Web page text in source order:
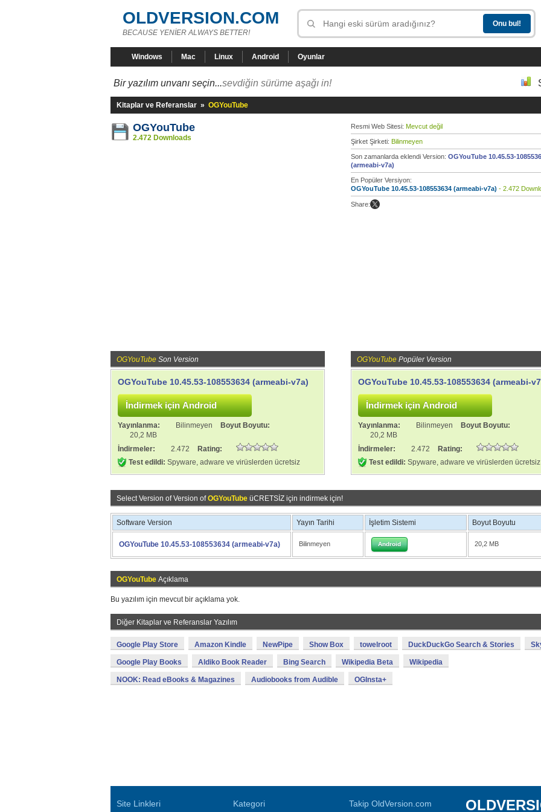
OLDVERSION.COM
BECAUSE YENİER ALWAYS BETTER!
Windows Mac Linux Android Oyunlar
Bir yazılım unvanı seçin...sevdiğin sürüme aşağı in!
Kitaplar ve Referanslar » OGYouTube
OGYouTube
2.472 Downloads
Resmi Web Sitesi: Mevcut değil
Şirket Şirketi: Bilinmeyen
Son zamanlarda eklendi Version: OGYouTube 10.45.53-
(armeabi-v7a)
En Popüler Versiyon:
OGYouTube 10.45.53-108553634 (armeabi-v7a) - 2.472
Share:
OGYouTube Son Version
OGYouTube 10.45.53-108553634 (armeabi-v7a)
Yayınlanma: Bilinmeyen
Boyut Boyutu:
20,2 MB
İndirmeler:
2.472
Rating:
Test edildi: Spyware, adware ve virüslerden ücretsiz
OGYouTube Popüler Version
OGYouTube 10.45.53-108553634 (armeabi-
Yayınlanma: Bilinmeyen
Boyut Boyutu:
20,2 MB
İndirmeler:
2.472
Rating:
Test edildi: Spyware, adware ve virüslerden ücretsiz
Select Version of Version ofOGYouTube üCRETSİZ için indirmek için!
Software Version Yayın Tarihi İşletim Sistemi Boyut Boyutu
OGYouTube 10.45.53-108553634 (armeabi-v7a) Bilinmeyen Android 20,2 MB
OGYouTube Açıklama
Bu yazılım için mevcut bir açıklama yok.
Diğer Kitaplar ve Referanslar Yazılım
Google Play Store Amazon Kindle NewPipe Show Box towelroot DuckDuckGo Search & Stories
Google Play Books Aldiko Book Reader Bing Search Wikipedia Beta Wikipedia
NOOK: Read eBooks & Magazines Audiobooks from Audible OGInsta+
Site Linkleri Kategori Takip OldVersion.com